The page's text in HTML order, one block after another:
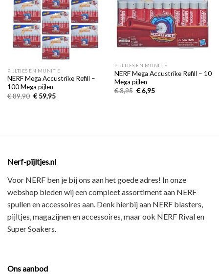
PIJLTJES EN MUNITIE
NERF Mega Accustrike Refill –
100 Mega pijlen
€89,90 €59,95
PIJLTJES EN MUNITIE
NERF Mega Accustrike Refill – 10
Mega pijlen
€8,95 €6,95
Nerf-pijltjes.nl
Voor NERF ben je bij ons aan het goede adres! In onze
webshop bieden wij eencompleet assortimentaan NERF
spullen en accessoires aan. Denk hierbij aan NERF blasters,
pijltjes, magazijnen en accessoires, maar ook NERF Rival en
Super Soakers.
Ons aanbod